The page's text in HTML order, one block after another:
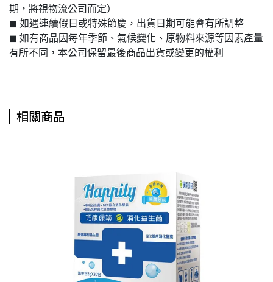
期，將視物流公司而定）
◼︎ 如遇連續假日或特殊節慶，出貨日期可能會有所調整
◼︎ 如有商品因每年季節、氣候變化、原物料來源等因素產量
有所不同，本公司保留最後商品出貨或變更的權利
相關商品